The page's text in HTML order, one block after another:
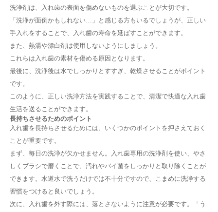
洗浄剤は、入れ歯の表面を傷めないものを選ぶことが大切です。
「洗浄が面倒かもしれない…」と感じる方もいるでしょうが、正しい
手入れをすることで、入れ歯の寿命を延ばすことができます。
また、熱湯や漂白剤は使用しないようにしましょう。
これらは入れ歯の素材を傷める原因となります。
最後に、洗浄後は水でしっかりとすすぎ、乾燥させることがポイント
です。
このように、正しい洗浄方法を実践することで、清潔で快適な入れ歯
生活を送ることができます。
長持ちさせるためのポイント
入れ歯を長持ちさせるためには、いくつかのポイントを押さえておく
ことが重要です。
まず、毎日の洗浄が欠かせません。入れ歯専用の洗浄剤を使い、やさ
しくブラシで磨くことで、汚れやバイ菌をしっかりと取り除くことが
できます。水道水で洗うだけでは不十分ですので、こまめに洗浄する
習慣をつけると良いでしょう。
次に、入れ歯を外す際には、落とさないように注意が必要です。「う